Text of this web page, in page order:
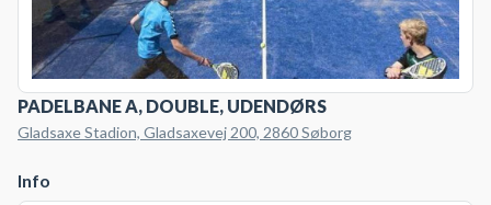
PADELBANE A, DOUBLE, UDENDØRS
Gladsaxe Stadion, Gladsaxevej 200, 2860 Søborg
Info